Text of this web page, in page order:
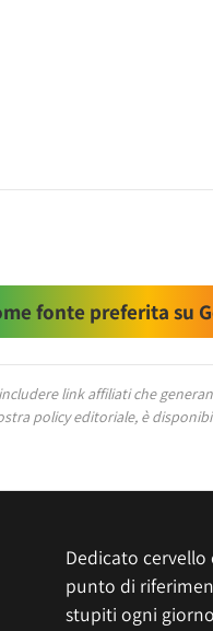
fonte preferita su
link affiliati che
policy editoriale, è
Dedicato
punto di
stupiti ogni